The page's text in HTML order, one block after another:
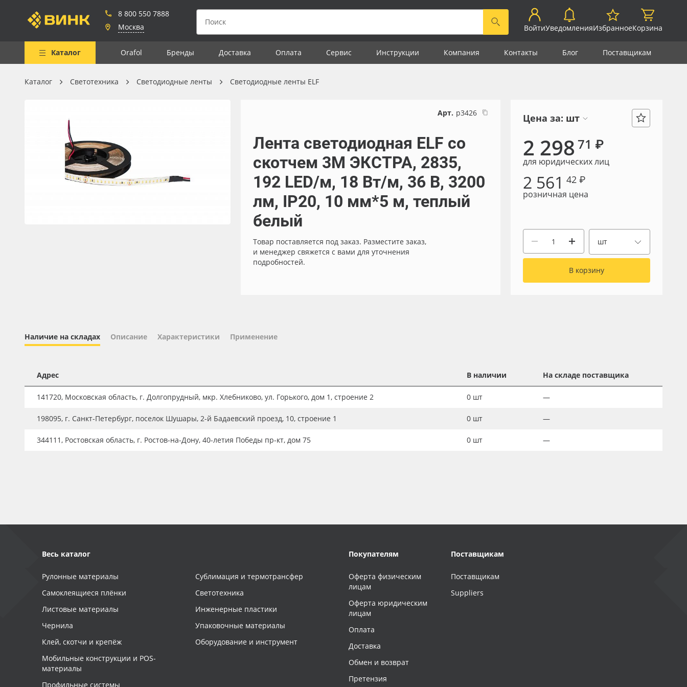
8 800 550 7888
Москва
ВойтиУведомленияИзбранноеКорзина
Каталог Orafol Бренды Доставка Оплата Сервис Инструкции Компания Контакты Блог Поставщикам
Весь каталог
Самоклеящиеся плёнки
Листовые материалы
Чернила
Клей, скотчи и крепёж
Новинки ассортимента
Orajet 3640
Плёнка монтажная Oratape
ПЭТ листовой
Каталог Светотехника Светодиодные ленты Светодиодные ленты ELF
Арт. р3426
Лента светодиодная ELF со
скотчем 3М ЭКСТРА, 2835,
192 LED/м, 18 Вт/м, 36 В, 3200
лм, IP20, 10 мм*5 м, теплый
белый
Товар поставляется под заказ. Разместите заказ,
и менеджер свяжется с вами для уточнения
подробностей.
Цена за: шт
2 298 71 ₽
для юридических лиц
2 561 42 ₽
розничная цена
шт
В корзину
Наличие на складах Описание Характеристики Применение
Адрес В наличии На складе поставщика
141720, Московская область, г. Долгопрудный, мкр. Хлебниково, ул. Горького, дом 1, строение 2 0 шт —
198095, г. Санкт-Петербург, поселок Шушары, 2-й Бадаевский проезд, 10, строение 1 0 шт —
344111, Ростовская область, г. Ростов-на-Дону, 40-летия Победы пр-кт, дом 75 0 шт —
Весь каталог
Рулонные материалы
Самоклеящиеся плёнки
Листовые материалы
Чернила
Клей, скотчи и крепёж
Мобильные конструкции и POS-
материалы
Профильные системы
Сублимация и термотрансфер
Светотехника
Инженерные пластики
Упаковочные материалы
Оборудование и инструмент
Покупателям
Оферта физическим
лицам
Оферта юридическим
лицам
Оплата
Доставка
Обмен и возврат
Претензия
Поставщикам
Поставщикам
Suppliers